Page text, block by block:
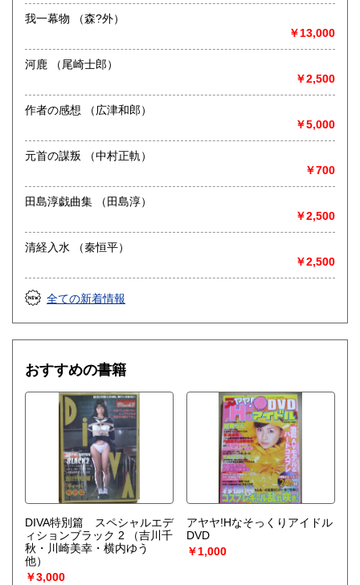
我一幕物 （森?外）
￥13,000
河鹿 （尾崎士郎）
￥2,500
作者の感想 （広津和郎）
￥5,000
元首の謀叛 （中村正軌）
￥700
田島淳戯曲集 （田島淳）
￥2,500
清経入水 （秦恒平）
￥2,500
全ての新着情報
おすすめの書籍
DIVA特別篇 スペシャルエデ
ィションブラック 2
（吉川千
秋・川崎美幸・横内ゆう
他）
￥3,000
アヤヤ!Hなそっくりアイドル
DVD
￥1,000